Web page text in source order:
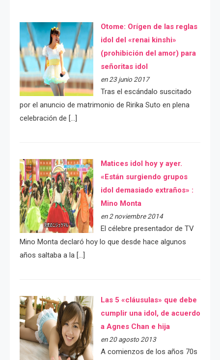
Otome: Orígen de las reglas
idol del «renai kinshi»
(prohibición del amor) para
señoritas idol
en 23 junio 2017
Tras el escándalo suscitado
por el anuncio de matrimonio de Ririka Suto en plena
celebración de […]
Matices idol hoy y ayer.
«Están surgiendo grupos
idol demasiado extraños» :
Mino Monta
en 2 noviembre 2014
El célebre presentador de TV
Mino Monta declaró hoy lo que desde hace algunos
años saltaba a la […]
Las 5 «cláusulas» que debe
cumplir una idol, de acuerdo
a Agnes Chan e hija
en 20 agosto 2013
A comienzos de los años 70s